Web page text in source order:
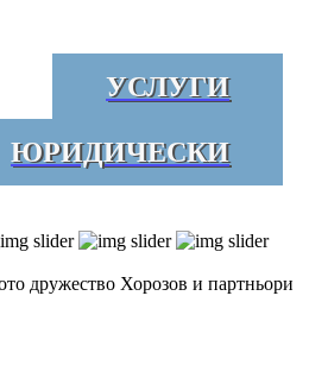
УСЛУГИ
ЮРИДИЧЕСКИ
дружество Хорозов и партньори